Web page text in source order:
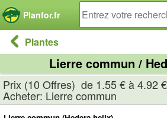
Planfor.fr
Plantes
Lierre commun /
Prix (10 Offres) de 1.55 € à 4.92 €
Acheter: Lierre commun
Panneau de gestion des cookies